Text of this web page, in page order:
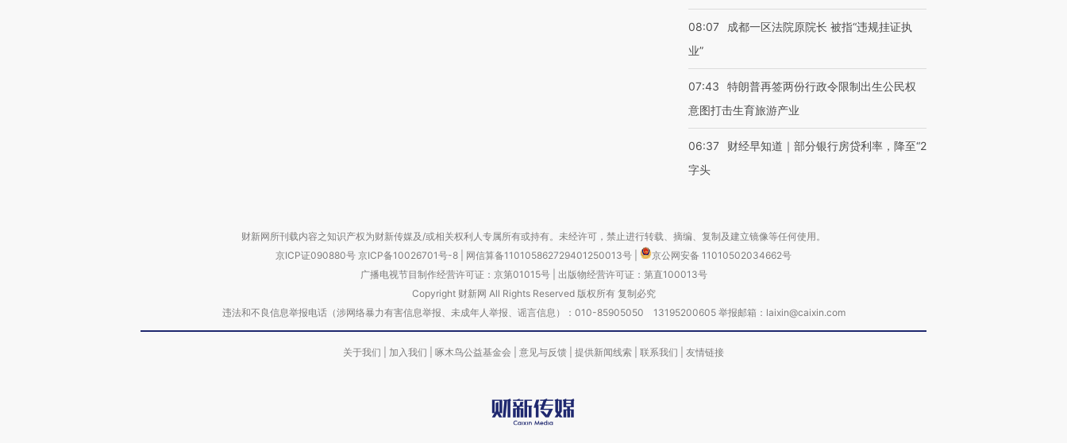
08:07
成都一区法院原院长 被指“违规挂证执
业”
07:43
特朗普再签两份行政令限制出生公民权
意图打击生育旅游产业
06:37
财经早知道｜部分银行房贷利率，降至“2
字头
财新网所刊载内容之知识产权为财新传媒及/或相关权利人专属所有或持有。未经许可，禁止进行转载、摘编、复制及建立镜像等任何使用。
京ICP证090880号 京ICP备10026701号-8 网信算备110105862729401250013号
京公网安备 11010502034662号
广播电视节目制作经营许可证：京第01015号| 出版物经营许可证：第直100013号
Copyright 财新网 All Rights Reserved 版权所有 复制必究
违法和不良信息举报电话（涉网络暴力有害信息举报、未成年人举报、谣言信息）：010-85905050 13195200605 举报邮箱：laixin@caixin.com
关于我们 加入我们 啄木鸟公益基金会 意见与反馈 提供新闻线索 联系我们 友情链接